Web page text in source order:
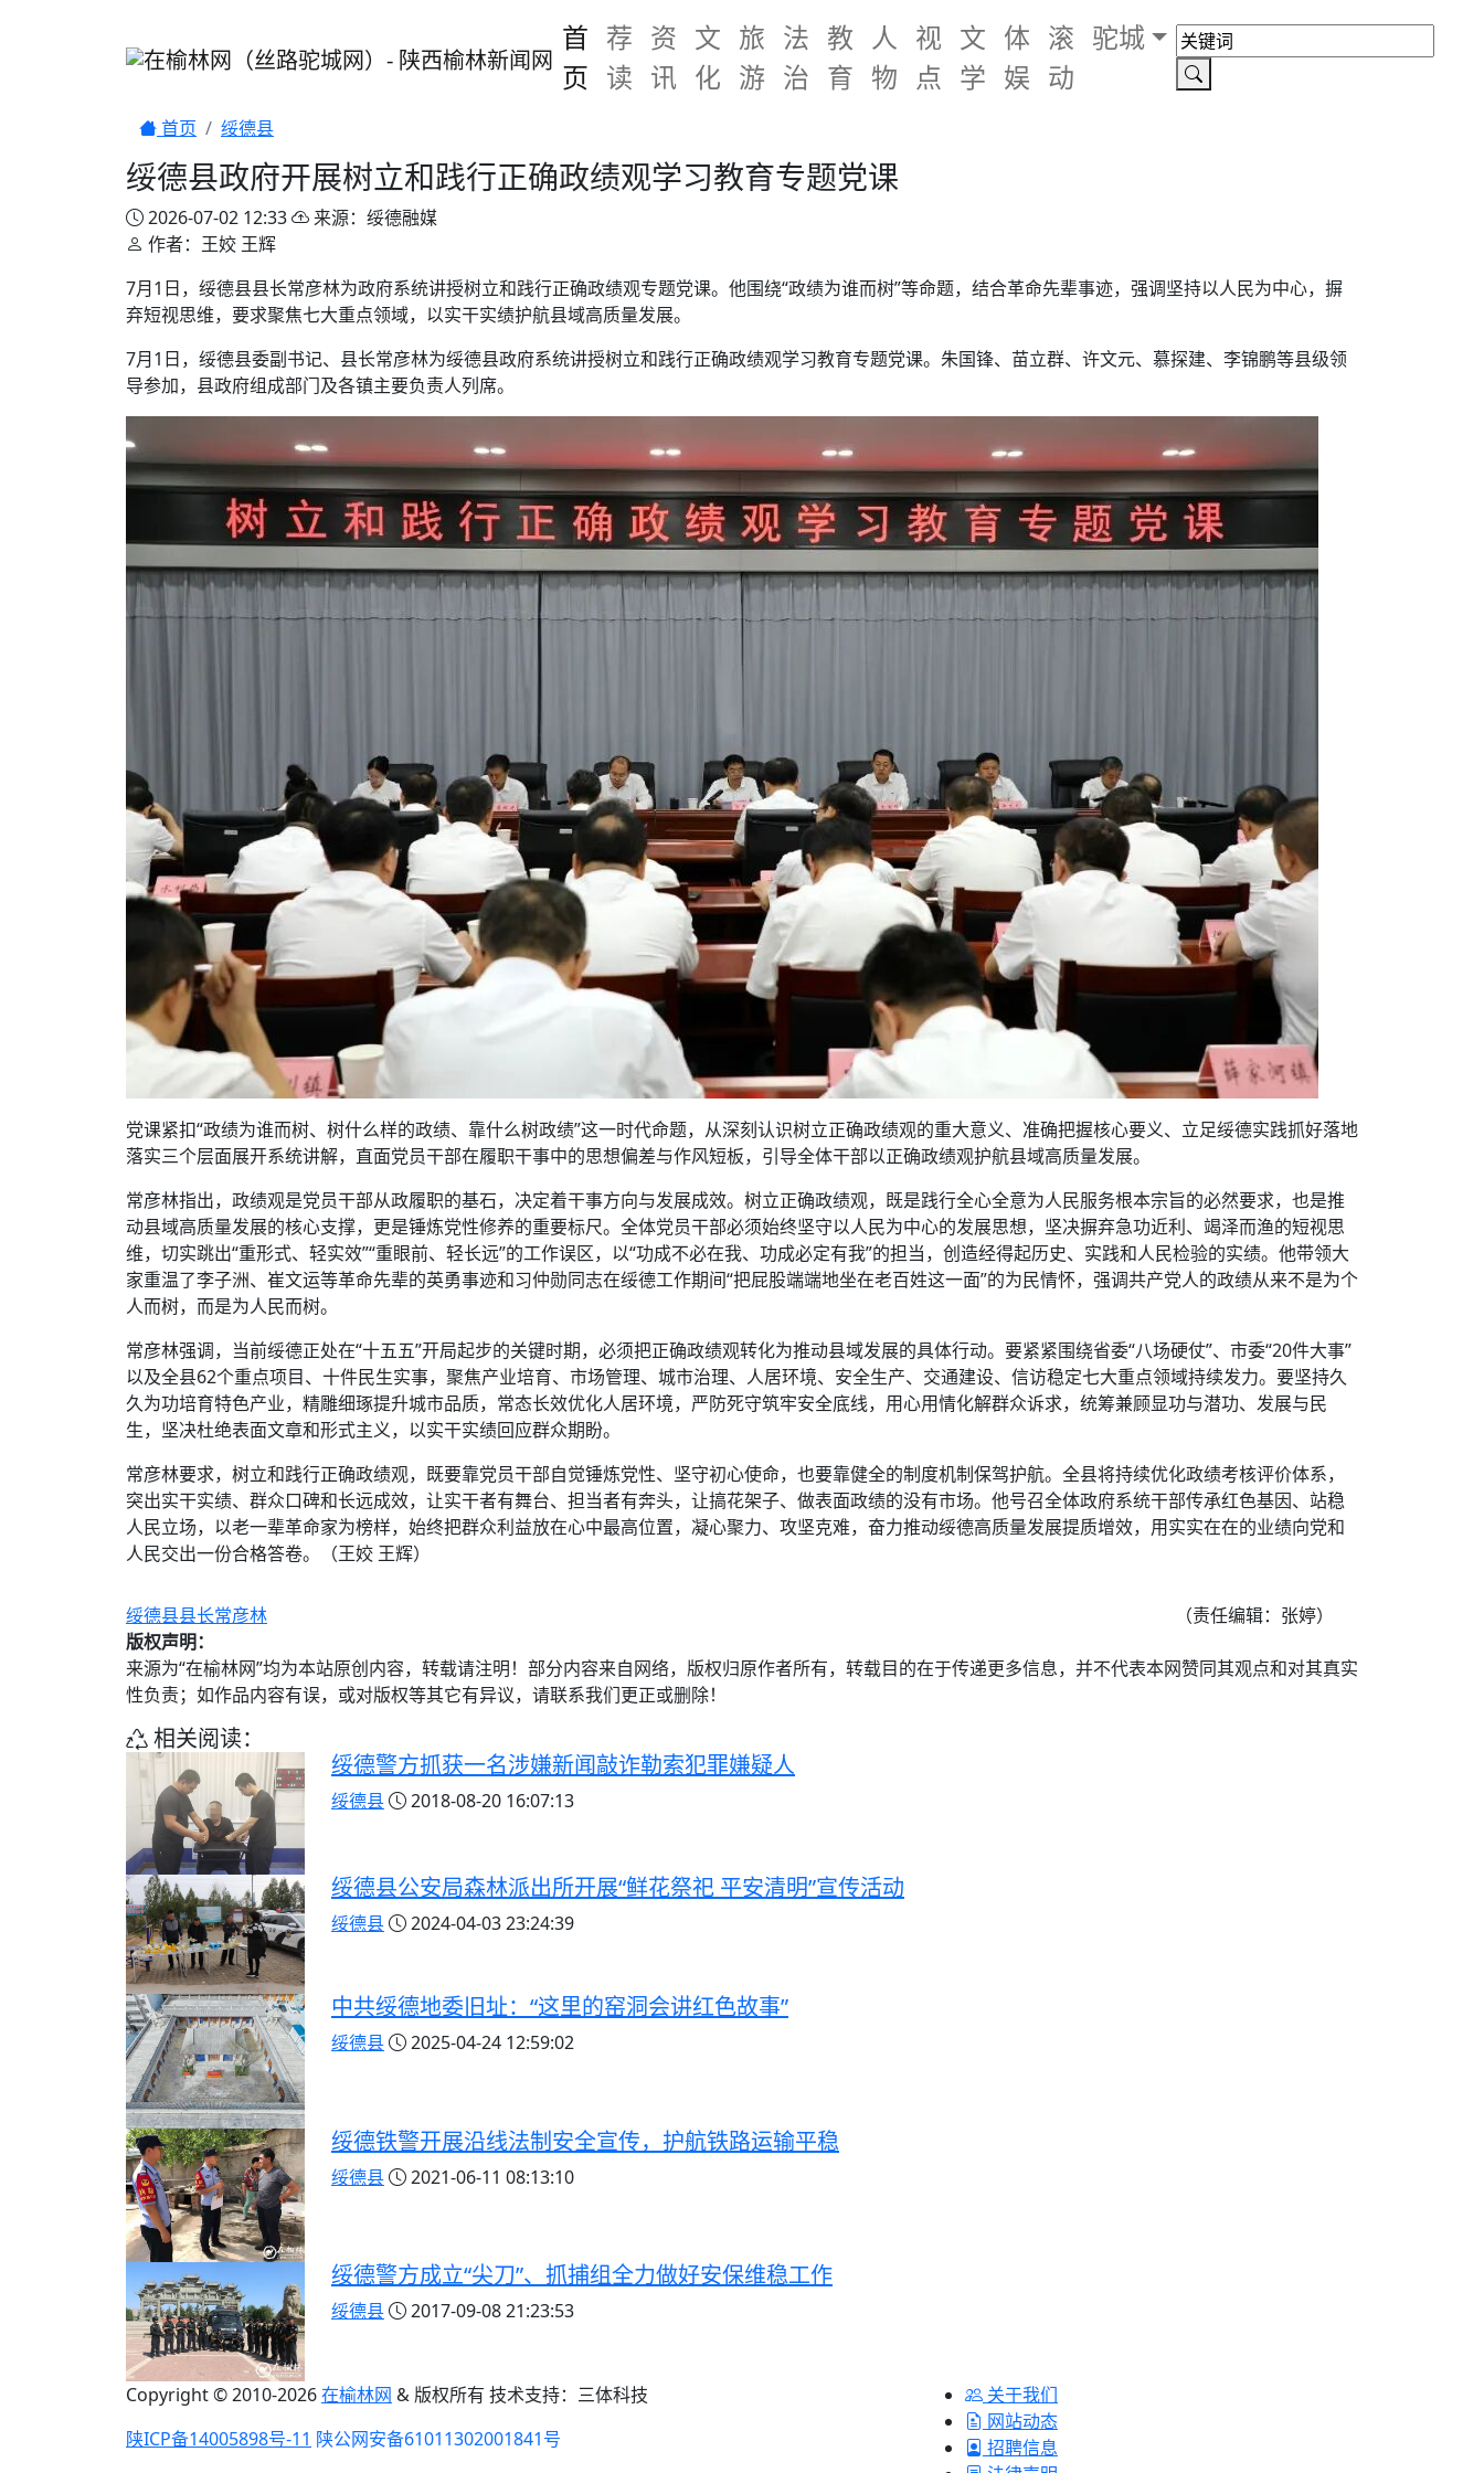
首
页
荐
读
资
讯
文
化
旅
游
法
治
教
育
人
物
视
点
文
学
体
娱
滚
动
驼城
首页 绥德县
绥德县政府开展树立和践行正确政绩观学习教育专题党课
2026-07-02 12:33
来源：绥德融媒
作者：王姣 王辉
7月1日，绥德县县长常彦林为政府系统讲授树立和践行正确政绩观专题党课。他围绕“政绩为谁而树”等命题，结合革命先辈事迹，强调坚持以人民为中心，摒
弃短视思维，要求聚焦七大重点领域，以实干实绩护航县域高质量发展。
7月1日，绥德县委副书记、县长常彦林为绥德县政府系统讲授树立和践行正确政绩观学习教育专题党课。朱国锋、苗立群、许文元、慕探建、李锦鹏等县级领
导参加，县政府组成部门及各镇主要负责人列席。
党课紧扣“政绩为谁而树、树什么样的政绩、靠什么树政绩”这一时代命题，从深刻认识树立正确政绩观的重大意义、准确把握核心要义、立足绥德实践抓好落地
落实三个层面展开系统讲解，直面党员干部在履职干事中的思想偏差与作风短板，引导全体干部以正确政绩观护航县域高质量发展。
常彦林指出，政绩观是党员干部从政履职的基石，决定着干事方向与发展成效。树立正确政绩观，既是践行全心全意为人民服务根本宗旨的必然要求，也是推
动县域高质量发展的核心支撑，更是锤炼党性修养的重要标尺。全体党员干部必须始终坚守以人民为中心的发展思想，坚决摒弃急功近利、竭泽而渔的短视思
维，切实跳出“重形式、轻实效”“重眼前、轻长远”的工作误区，以“功成不必在我、功成必定有我”的担当，创造经得起历史、实践和人民检验的实绩。他带领大
家重温了李子洲、崔文运等革命先辈的英勇事迹和习仲勋同志在绥德工作期间“把屁股端端地坐在老百姓这一面”的为民情怀，强调共产党人的政绩从来不是为个
人而树，而是为人民而树。
常彦林强调，当前绥德正处在“十五五”开局起步的关键时期，必须把正确政绩观转化为推动县域发展的具体行动。要紧紧围绕省委“八场硬仗”、市委“20件大事”
以及全县62个重点项目、十件民生实事，聚焦产业培育、市场管理、城市治理、人居环境、安全生产、交通建设、信访稳定七大重点领域持续发力。要坚持久
久为功培育特色产业，精雕细琢提升城市品质，常态长效优化人居环境，严防死守筑牢安全底线，用心用情化解群众诉求，统筹兼顾显功与潜功、发展与民
生，坚决杜绝表面文章和形式主义，以实干实绩回应群众期盼。
常彦林要求，树立和践行正确政绩观，既要靠党员干部自觉锤炼党性、坚守初心使命，也要靠健全的制度机制保驾护航。全县将持续优化政绩考核评价体系，
突出实干实绩、群众口碑和长远成效，让实干者有舞台、担当者有奔头，让搞花架子、做表面政绩的没有市场。他号召全体政府系统干部传承红色基因、站稳
人民立场，以老一辈革命家为榜样，始终把群众利益放在心中最高位置，凝心聚力、攻坚克难，奋力推动绥德高质量发展提质增效，用实实在在的业绩向党和
人民交出一份合格答卷。（王姣 王辉）
绥德县县长常彦林
（责任编辑：张婷）
版权声明：
来源为“在榆林网”均为本站原创内容，转载请注明！部分内容来自网络，版权归原作者所有，转载目的在于传递更多信息，并不代表本网赞同其观点和对其真实
性负责；如作品内容有误，或对版权等其它有异议，请联系我们更正或删除！
相关阅读：
绥德警方抓获一名涉嫌新闻敲诈勒索犯罪嫌疑人
绥德县 2018-08-20 16:07:13
绥德县公安局森林派出所开展“鲜花祭祀 平安清明”宣传活动
绥德县 2024-04-03 23:24:39
中共绥德地委旧址：“这里的窑洞会讲红色故事”
绥德县 2025-04-24 12:59:02
绥德铁警开展沿线法制安全宣传，护航铁路运输平稳
绥德县 2021-06-11 08:13:10
绥德警方成立“尖刀”、抓捕组全力做好安保维稳工作
绥德县 2017-09-08 21:23:53
Copyright © 2010-2026在榆林网 & 版权所有 技术支持：三体科技
陕ICP备14005898号-11 陕公网安备61011302001841号
关于我们
网站动态
招聘信息